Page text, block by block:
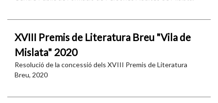
XVIII Premis de Literatura Breu "Vila de
Mislata" 2020
Resolució de la concessió dels XVIII Premis de Literatura
Breu, 2020